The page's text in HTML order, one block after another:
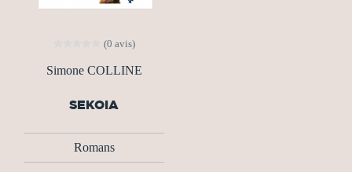
(0 avis)
Simone COLLINE
SEKOIA
Romans